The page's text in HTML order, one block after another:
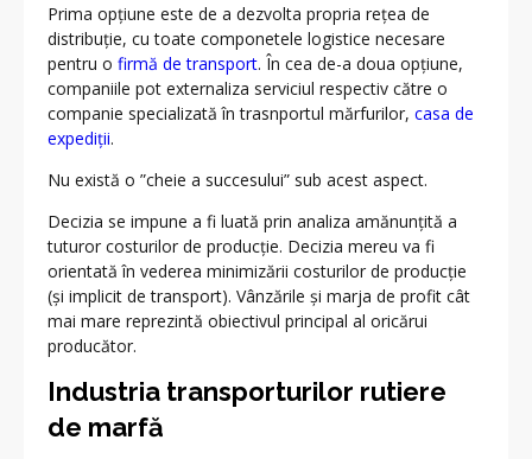
Prima opțiune este de a dezvolta propria rețea de
distribuție, cu toate componetele logistice necesare
pentru o firmă de transport. În cea de-a doua opțiune,
companiile pot externaliza serviciul respectiv către o
companie specializată în trasnportul mărfurilor, casa de
expediții.
Nu există o ”cheie a succesului” sub acest aspect.
Decizia se impune a fi luată prin analiza amănunțită a
tuturor costurilor de producție. Decizia mereu va fi
orientată în vederea minimizării costurilor de producție
(și implicit de transport). Vânzările și marja de profit cât
mai mare reprezintă obiectivul principal al oricărui
producător.
Industria transporturilor rutiere
de marfă